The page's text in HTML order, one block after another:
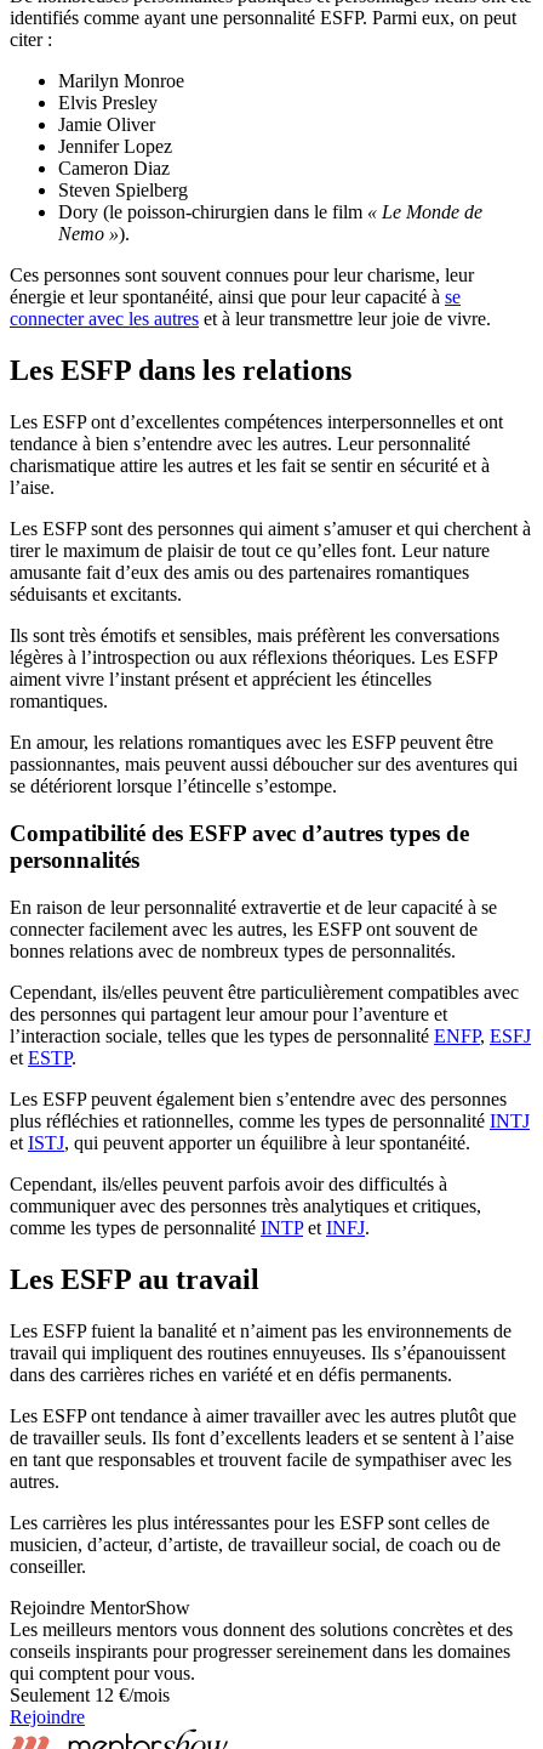
identifiés comme ayant une personnalité ESFP. Parmi eux, on peut
citer :
Marilyn Monroe
Elvis Presley
Jamie Oliver
Jennifer Lopez
Cameron Diaz
Steven Spielberg
Dory (le poisson-chirurgien dans le film « Le Monde de
Nemo »).
Ces personnes sont souvent connues pour leur charisme, leur
énergie et leur spontanéité, ainsi que pour leur capacité à se
connecter avec les autres et à leur transmettre leur joie de vivre.
Les ESFP dans les relations
Les ESFP ont d’excellentes compétences interpersonnelles et ont
tendance à bien s’entendre avec les autres. Leur personnalité
charismatique attire les autres et les fait se sentir en sécurité et à
l’aise.
Les ESFP sont des personnes qui aiment s’amuser et qui cherchent à
tirer le maximum de plaisir de tout ce qu’elles font. Leur nature
amusante fait d’eux des amis ou des partenaires romantiques
séduisants et excitants.
Ils sont très émotifs et sensibles, mais préfèrent les conversations
légères à l’introspection ou aux réflexions théoriques. Les ESFP
aiment vivre l’instant présent et apprécient les étincelles
romantiques.
En amour, les relations romantiques avec les ESFP peuvent être
passionnantes, mais peuvent aussi déboucher sur des aventures qui
se détériorent lorsque l’étincelle s’estompe.
Compatibilité des ESFP avec d’autres types de
personnalités
En raison de leur personnalité extravertie et de leur capacité à se
connecter facilement avec les autres, les ESFP ont souvent de
bonnes relations avec de nombreux types de personnalités.
Cependant, ils/elles peuvent être particulièrement compatibles avec
des personnes qui partagent leur amour pour l’aventure et
l’interaction sociale, telles que les types de personnalité ENFP, ESFJ
et ESTP.
Les ESFP peuvent également bien s’entendre avec des personnes
plus réfléchies et rationnelles, comme les types de personnalité INTJ
et ISTJ, qui peuvent apporter un équilibre à leur spontanéité.
Cependant, ils/elles peuvent parfois avoir des difficultés à
communiquer avec des personnes très analytiques et critiques,
comme les types de personnalité INTPet INFJ.
Les ESFP au travail
Les ESFP fuient la banalité et n’aiment pas les environnements de
travail qui impliquent des routines ennuyeuses. Ils s’épanouissent
dans des carrières riches en variété et en défis permanents.
Les ESFP ont tendance à aimer travailler avec les autres plutôt que
de travailler seuls. Ils font d’excellents leaders et se sentent à l’aise
en tant que responsables et trouvent facile de sympathiser avec les
autres.
Les carrières les plus intéressantes pour les ESFP sont celles de
musicien, d’acteur, d’artiste, de travailleur social, de coach ou de
conseiller.
Rejoindre MentorShow
Les meilleurs mentors vous donnent des solutions concrètes et des
conseils inspirants pour progresser sereinement dans les domaines
qui comptent pour vous.
Seulement 12 €/mois
Rejoindre